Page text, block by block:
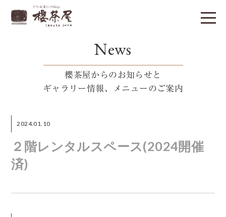
News
櫻茶屋からのお知らせと
ギャラリー情報、メニューのご案内
2024.01.10
２階レンタルスペース(2024開催
済)